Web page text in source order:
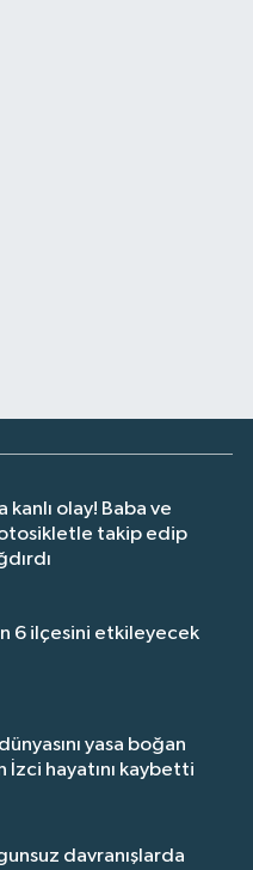
kanlı olay! Baba ve
takip edip
6 ilçesini etkileyecek
yasa boğan
İzci hayatını kaybetti
davranışlarda